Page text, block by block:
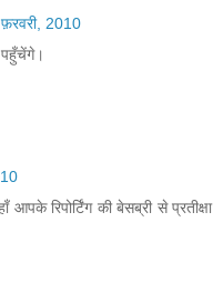
फ़रवरी, 2010
रिपोर्टिंग की बेसब्री से प्रतीक्षा